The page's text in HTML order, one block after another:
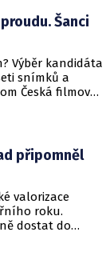
Šanci
Výběr kandidáta
snímků a
Česká filmová
připomněl
valorizace
roku.
dostat do